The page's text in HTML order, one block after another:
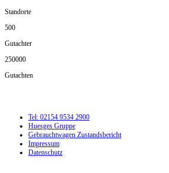
Standorte
500
Gutachter
250000
Gutachten
Tel: 02154 9534 2900
Huesges Gruppe
Gebrauchtwagen Zustandsbericht
Impressum
Datenschutz